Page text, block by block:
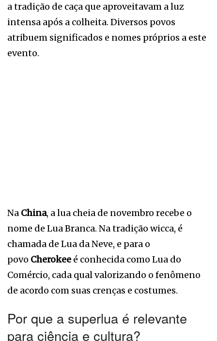
a tradição de caça que aproveitavam a luz
intensa após a colheita. Diversos povos
atribuem significados e nomes próprios a este
evento.
Na China, a lua cheia de novembro recebe o
nome de Lua Branca. Na tradição wicca, é
chamada de Lua da Neve, e para o
povo Cherokee é conhecida como Lua do
Comércio, cada qual valorizando o fenômeno
de acordo com suas crenças e costumes.
Por que a superlua é relevante
para ciência e cultura?